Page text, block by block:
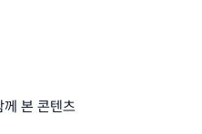
께 본 콘텐츠